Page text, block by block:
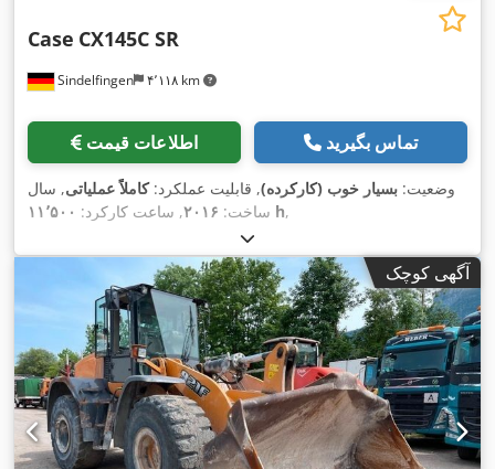
Sindelfingen ۴٬۱۱۸ km
Case CX145C SR
اطلاعات قیمت تماس بگیرید
وضعیت: بسیار خوب (کارکرده), قابلیت عملکرد:کاملاً عملیاتی, سال
ساخت: ۲۰۱۶, ساعت کارکرد: ۱۱٬۵۰۰ h,
آگهی کوچک